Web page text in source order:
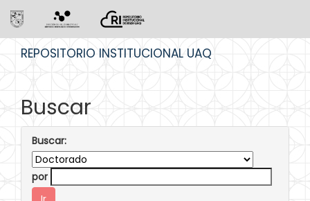
REPOSITORIO INSTITUCIONAL UAQ
Buscar
Buscar:
por